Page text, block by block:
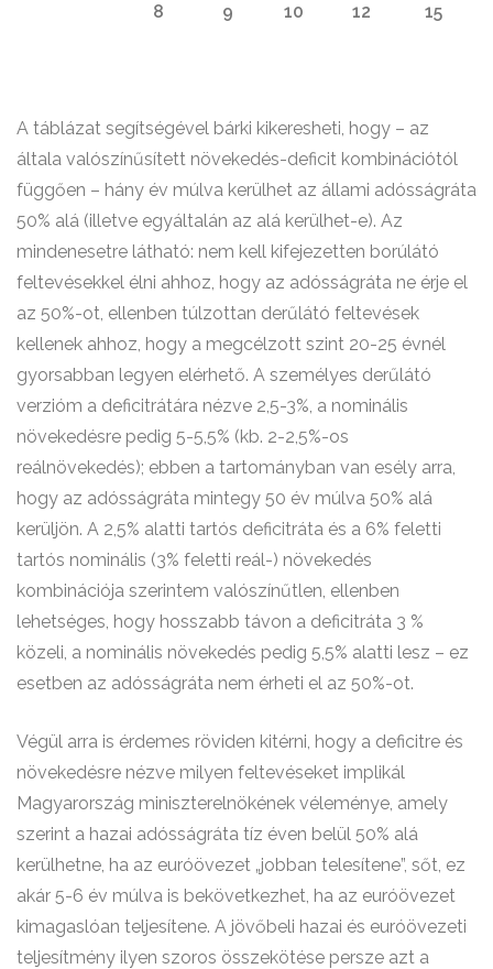
8 9 10 12 15
A táblázat segítségével bárki kikeresheti, hogy – az
általa valószínűsített növekedés-deficit kombinációtól
függően – hány év múlva kerülhet az állami adósságráta
50% alá (illetve egyáltalán az alá kerülhet-e). Az
mindenesetre látható: nem kell kifejezetten borúlátó
feltevésekkel élni ahhoz, hogy az adósságráta ne érje el
az 50%-ot, ellenben túlzottan derűlátó feltevések
kellenek ahhoz, hogy a megcélzott szint 20-25 évnél
gyorsabban legyen elérhető. A személyes derűlátó
verzióm a deficitrátára nézve 2,5-3%, a nominális
növekedésre pedig 5-5,5% (kb. 2-2,5%-os
reálnövekedés); ebben a tartományban van esély arra,
hogy az adósságráta mintegy 50 év múlva 50% alá
kerüljön. A 2,5% alatti tartós deficitráta és a 6% feletti
tartós nominális (3% feletti reál-) növekedés
kombinációja szerintem valószínűtlen, ellenben
lehetséges, hogy hosszabb távon a deficitráta 3 %
közeli, a nominális növekedés pedig 5,5% alatti lesz – ez
esetben az adósságráta nem érheti el az 50%-ot.
Végül arra is érdemes röviden kitérni, hogy a deficitre és
növekedésre nézve milyen feltevéseket implikál
Magyarország miniszterelnökének véleménye, amely
szerint a hazai adósságráta tíz éven belül 50% alá
kerülhetne, ha az euróövezet „jobban telesítene”, sőt, ez
akár 5-6 év múlva is bekövetkezhet, ha az euróövezet
kimagaslóan teljesítene. A jövőbeli hazai és euróövezeti
teljesítmény ilyen szoros összekötése persze azt a